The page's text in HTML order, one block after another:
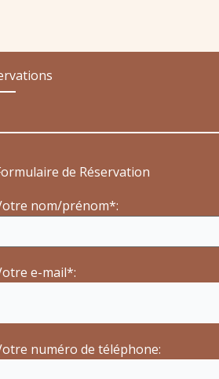
de Réservation
nom/prénom*:
e-mail*:
numéro de téléphone: